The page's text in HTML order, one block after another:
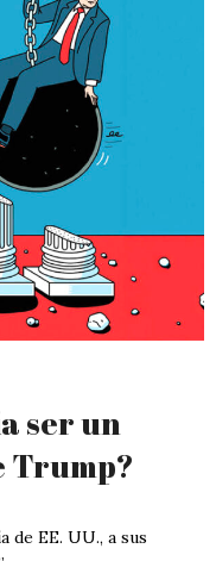
ser un
Trump?
de EE. UU., a sus